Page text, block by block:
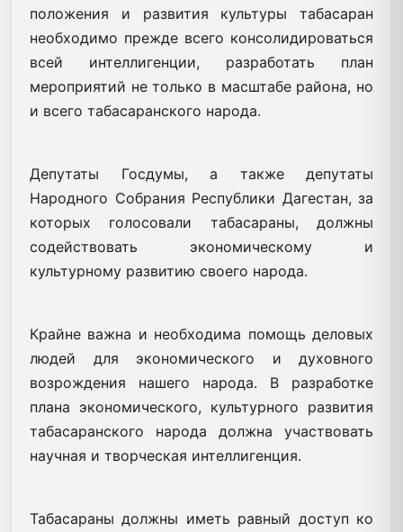
положения и развития культуры табасаран
необходимо прежде всего консолидироваться
всей интеллигенции, разработать план
мероприятий не только в масштабе района, но
и всего табасаранского народа.
Депутаты Госдумы, а также депутаты
Народного Собрания Республики Дагестан, за
которых голосовали табасараны, должны
содействовать экономическому и
культурному развитию своего народа.
Крайне важна и необходима помощь деловых
людей для экономического и духовного
возрождения нашего народа. В разработке
плана экономического, культурного развития
табасаранского народа должна участвовать
научная и творческая интеллигенция.
Табасараны должны иметь равный доступ ко